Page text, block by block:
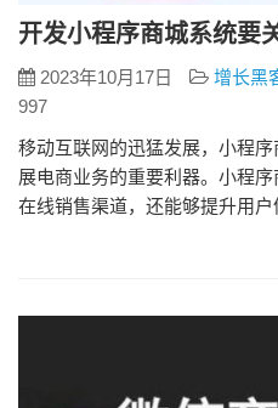
开发小程序商城系统要
2023年10月17日 增长黑
997
移动互联网的迅猛发展，小程
展电商业务的重要利器。小程
在线销售渠道，还能够提升用
户体验 用户体验是小程序商城
时，还要考虑用户个人信息的